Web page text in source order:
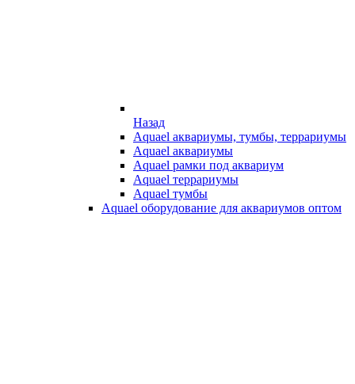
Назад
Aquael аквариумы, тумбы, террариумы
Aquael аквариумы
Aquael рамки под аквариум
Aquael террариумы
Aquael тумбы
Aquael оборудование для аквариумов оптом